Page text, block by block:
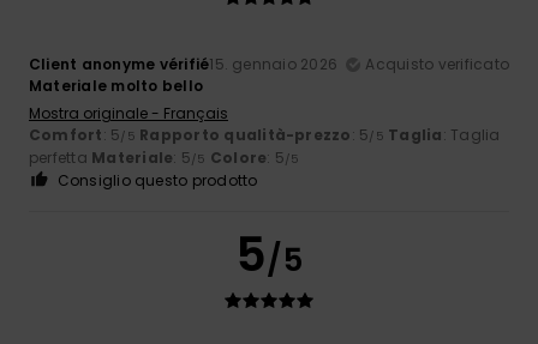
Client anonyme vérifié15. gennaio 2026
Acquisto verificato
Materiale molto bello
Mostra originale - Français
Comfort: 5/5 Rapporto qualità-prezzo: 5/5 Taglia: Taglia
perfetta Materiale: 5/5 Colore: 5/5
Consiglio questo prodotto
5/5